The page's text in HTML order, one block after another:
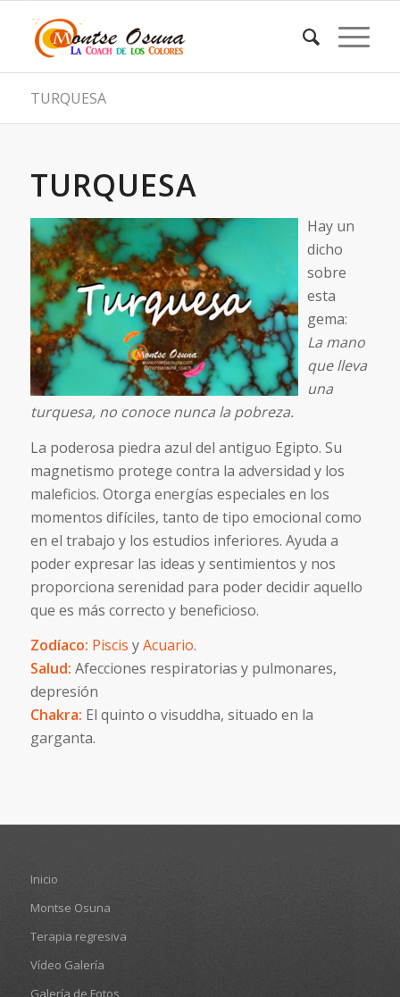
TURQUESA
TURQUESA
Hay un
dicho
sobre
esta
gema:
La mano
que lleva
una
turquesa, no conoce nunca la pobreza.
La poderosa piedra azul del antiguo Egipto. Su
magnetismo protege contra la adversidad y los
maleficios. Otorga energías especiales en los
momentos difíciles, tanto de tipo emocional como
en el trabajo y los estudios inferiores. Ayuda a
poder expresar las ideas y sentimientos y nos
proporciona serenidad para poder decidir aquello
que es más correcto y beneficioso.
Zodíaco: Piscis yAcuario.
Salud: Afecciones respiratorias y pulmonares,
depresión
Chakra: El quinto o visuddha, situado en la
garganta.
Inicio
Montse Osuna
Terapia regresiva
Vídeo Galería
Galería de Fotos